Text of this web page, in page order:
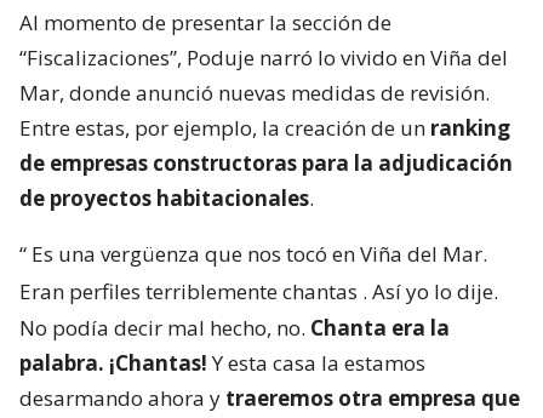
Al momento de presentar la sección de
“Fiscalizaciones”, Poduje narró lo vivido en Viña del
Mar, donde anunció nuevas medidas de revisión.
Entre estas, por ejemplo, la creación de un ranking
de empresas constructoras para la adjudicación
de proyectos habitacionales.
“ Es una vergüenza que nos tocó en Viña del Mar.
Eran perfiles terriblemente chantas . Así yo lo dije.
No podía decir mal hecho, no. Chanta era la
palabra. ¡Chantas!Y esta casa la estamos
desarmando ahora y traeremos otra empresa que